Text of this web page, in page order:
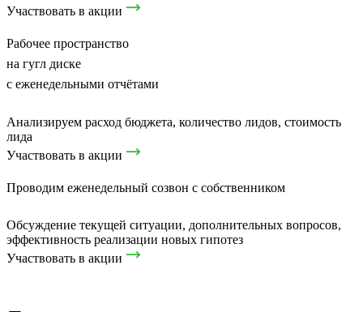
Участвовать в акции
Рабочее пространство
на гугл диске
с еженедельными отчётами
Анализируем расход бюджета, количество лидов, стоимость
лида
Участвовать в акции
Проводим еженедельный созвон с собственником
Обсуждение текущей ситуации, дополнительных вопросов,
эффективность реализации новых гипотез
Участвовать в акции